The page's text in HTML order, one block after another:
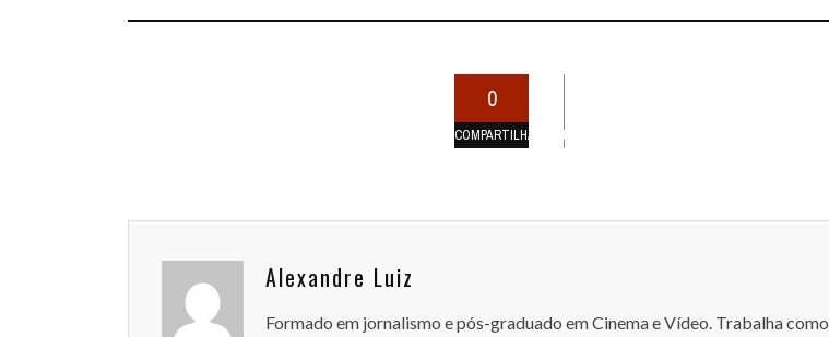
0
COMPARTILHAMENTOS
Alexandre Luiz
Formado em jornalismo e pós-graduado em Cinema e Vídeo. Trabalha como